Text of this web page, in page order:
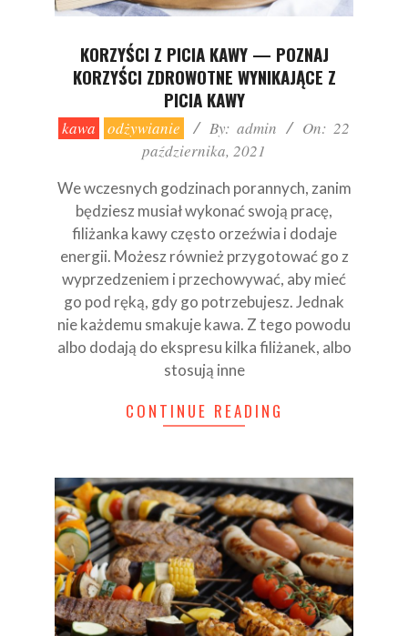
KORZYŚCI Z PICIA KAWY — POZNAJ
KORZYŚCI ZDROWOTNE WYNIKAJĄCE Z
PICIA KAWY
2021-
10-
kawa odżywianie By: admin On: 22
października, 2021
We wczesnych godzinach porannych, zanim
będziesz musiał wykonać swoją pracę,
filiżanka kawy często orzeźwia i dodaje
energii. Możesz również przygotować go z
wyprzedzeniem i przechowywać, aby mieć
go pod ręką, gdy go potrzebujesz. Jednak
nie każdemu smakuje kawa. Z tego powodu
albo dodają do ekspresu kilka filiżanek, albo
stosują inne
CONTINUE READING